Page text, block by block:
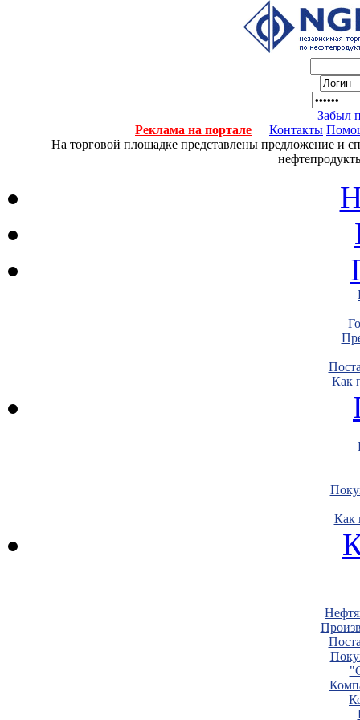
Забыл
Реклама на портале
Контакты
На торговой площадке представлены предложение и
Как
Как